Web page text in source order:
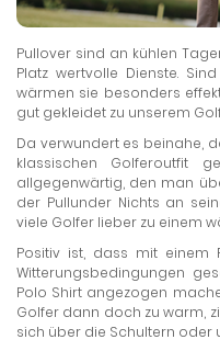
Pullover sind an kühlen
Platz wertvolle Dienste.
wärmen sie besonders
gut gekleidet zu unserem
Da verwundert es beinahe,
klassischen Golferoutfit
allgegenwärtig, den man
der Pullunder Nichts an
viele Golfer lieber zu einem
Positiv ist, dass mit einem
Witterungsbedingungen
Polo Shirt angezogen
Golfer dann doch zu warm,
sich über die Schultern oder